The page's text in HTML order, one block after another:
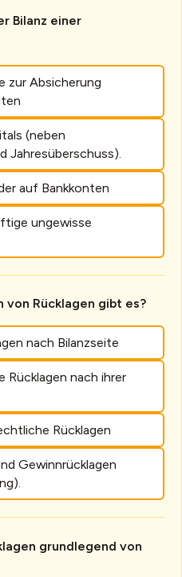
Bilanz einer
zur Absicherung
(neben
Jahresüberschuss).
auf Bankkonten
ungewisse
von Rücklagen gibt es?
nach Bilanzseite
Rücklagen nach ihrer
Rücklagen
Gewinnrücklagen
grundlegend von